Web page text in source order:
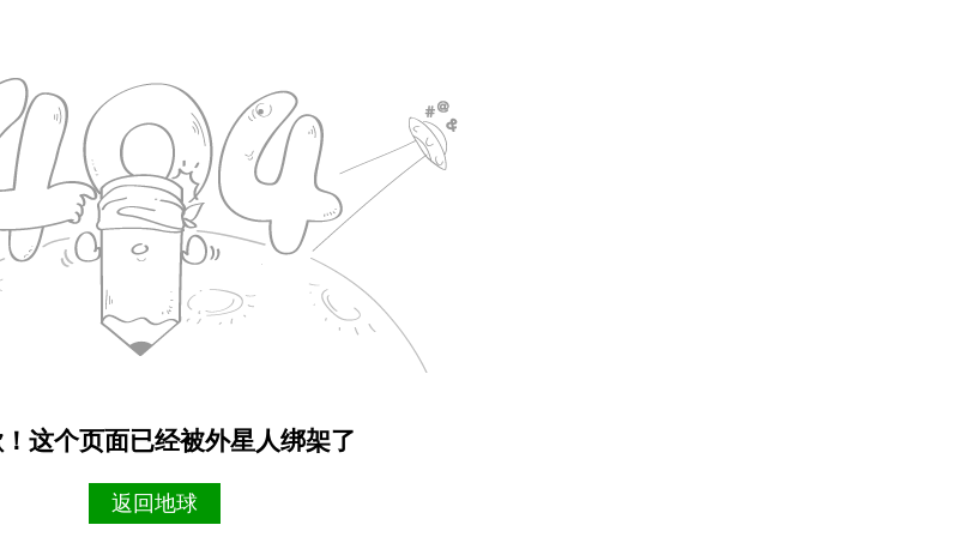
这个页面已经被外星人绑架了
返回地球